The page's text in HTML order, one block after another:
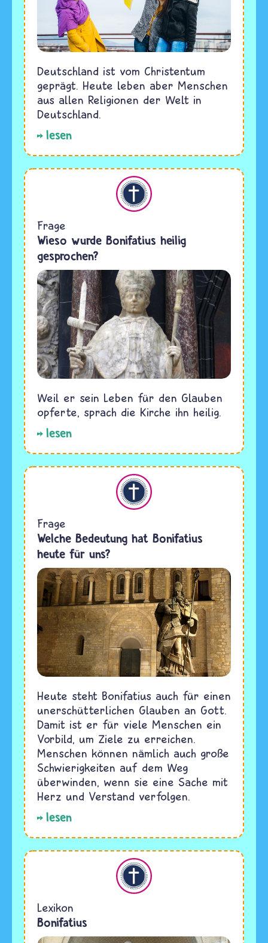
Deutschland ist vom Christentum
geprägt. Heute leben aber Menschen
aus allen Religionen der Welt in
Deutschland.
lesen
Christentum
Frage
Wieso wurde Bonifatius heilig
gesprochen?
Weil er sein Leben für den Glauben
opferte, sprach die Kirche ihn heilig.
lesen
Christentum
Frage
Welche Bedeutung hat Bonifatius
heute für uns?
Heute steht Bonifatius auch für einen
unerschütterlichen Glauben an Gott.
Damit ist er für viele Menschen ein
Vorbild, um Ziele zu erreichen.
Menschen können nämlich auch große
Schwierigkeiten auf dem Weg
überwinden, wenn sie eine Sache mit
Herz und Verstand verfolgen.
lesen
Christentum
Lexikon
Bonifatius